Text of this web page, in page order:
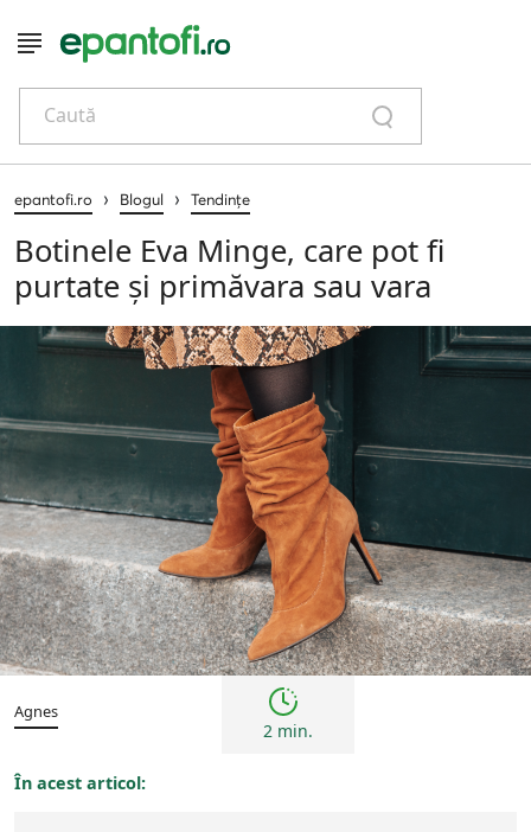
Caută
epantofi.ro › Blogul › Tendințe
Botinele Eva Minge, care pot fi
purtate și primăvara sau vara
Tendințe
Agnes
2 min.
În acest articol: